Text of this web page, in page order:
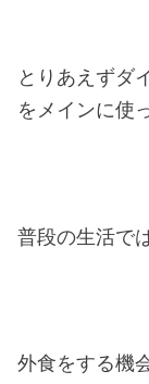
とりあえずダ
をメインに使
普段の生活で
外食をする機